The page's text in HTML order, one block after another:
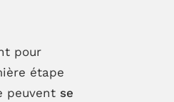
pour
étape
peuvent se